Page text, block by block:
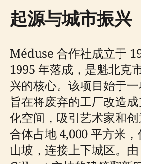
起源与城市振兴
Méduse 合作社成立于
1995 年落成，是魁北克
兴的核心。该项目始于一
旨在将废弃的工厂改造
化空间，吸引艺术家和
合体占地 4,000 平方米
山坡，连接上下城区。